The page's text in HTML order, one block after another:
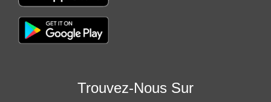
Trouvez-Nous Sur